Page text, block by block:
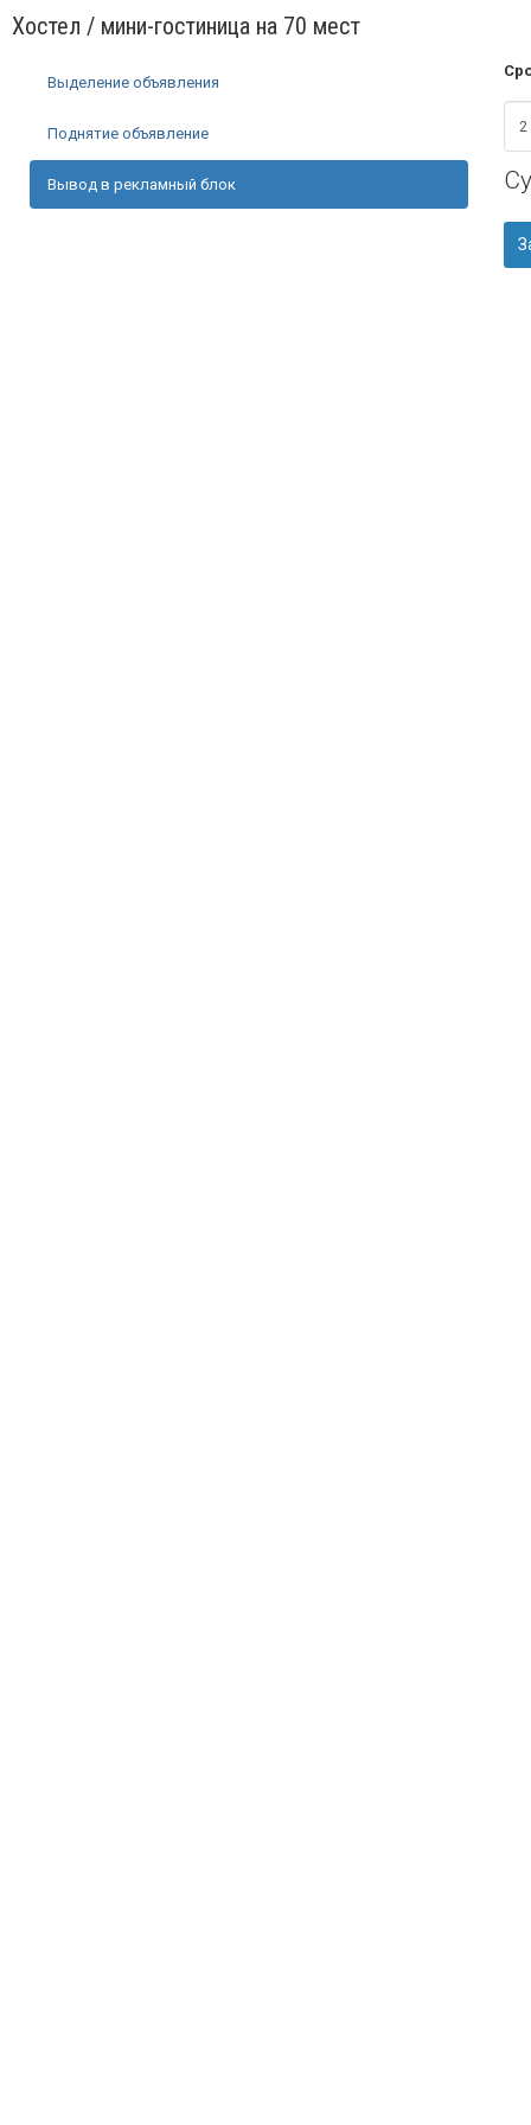
Хостел / мини-гостиница на 70 мест
Выделение объявления
Поднятие объявление
Вывод в рекламный блок